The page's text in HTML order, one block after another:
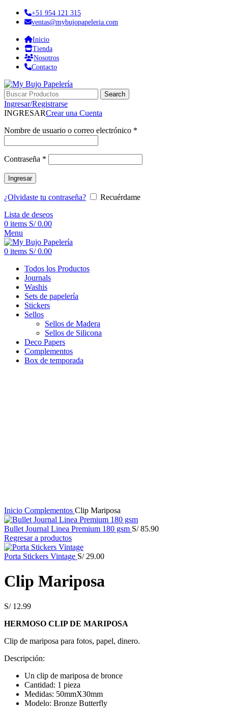
+51 954 121 315
ventas@mybujopapeleria.com
Inicio
Tienda
Nosotros
Contacto
Search
Ingresar/Registrarse
INGRESARCrear una Cuenta
Nombre de usuario o correo electrónico *
Contraseña *
Ingresar
¿Olvidaste tu contraseña?
Recuérdame
Lista de deseos
0 items S/0.00
Menu
0 items S/0.00
Todos los Productos
Journals
Washis
Sets de papelería
Stickers
Sellos
Sellos de Madera
Sellos de Silicona
Deco Papers
Complementos
Box de temporada
Inicio Complementos Clip Mariposa
Bullet Journal Linea Premium 180 gsm S/85.90
Regresar a productos
Porta Stickers Vintage S/29.00
Clip Mariposa
S/12.99
HERMOSO CLIP DE MARIPOSA
Clip de mariposa para fotos, papel, dinero.
Descripción:
Un clip de mariposa de bronce
Cantidad: 1 pieza
Medidas: 50mmX30mm
Modelo: Bronze Butterfly